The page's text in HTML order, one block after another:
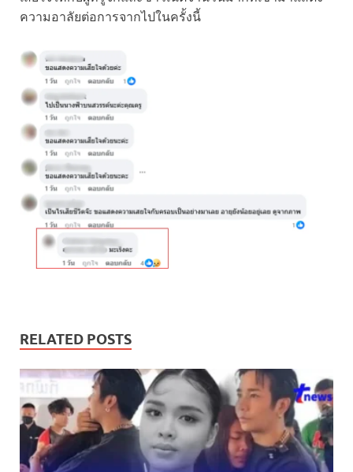
ความอาลัยต่อการจากไปในครั้งนี้
RELATED POSTS